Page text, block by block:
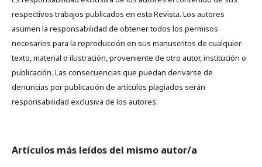
respectivos trabajos publicados en esta Revista. Los autores
asumen la responsabilidad de obtener todos los permisos
necesarios para la reproducción en sus manuscritos de cualquier
texto, material o ilustración, proveniente de otro autor, institución o
publicación. Las consecuencias que puedan derivarse de
denuncias por publicación de artículos plagiados serán
responsabilidad exclusiva de los autores.
Artículos más leídos del mismo autor/a